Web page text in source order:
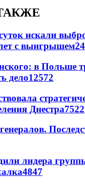
искали
с выигрышем
в Польше
дело12572
Днестра7522
лидера
4847